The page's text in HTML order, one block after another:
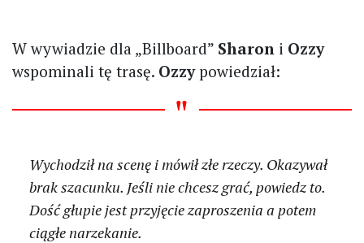
W wywiadzie dla „Billboard” Sharon i Ozzy
wspominali tę trasę. Ozzypowiedział:
Wychodził na scenę i mówił złe rzeczy. Okazywał
brak szacunku. Jeśli nie chcesz grać, powiedz to.
Dość głupie jest przyjęcie zaproszenia a potem
ciągłe narzekanie.